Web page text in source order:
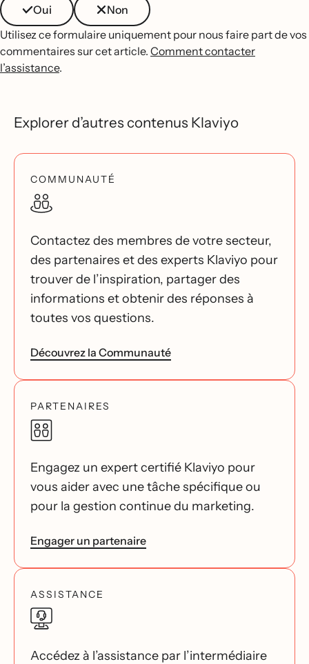
Oui
Non
Utilisez ce formulaire uniquement pour nous faire part de vos
commentaires sur cet article. Comment contacter
l’assistance.
Explorer d’autres contenus Klaviyo
COMMUNAUTÉ
Contactez des membres de votre secteur,
des partenaires et des experts Klaviyo pour
trouver de l’inspiration, partager des
informations et obtenir des réponses à
toutes vos questions.
Découvrez la Communauté
PARTENAIRES
Engagez un expert certifié Klaviyo pour
vous aider avec une tâche spécifique ou
pour la gestion continue du marketing.
Engager un partenaire
ASSISTANCE
Accédez à l’assistance par l’intermédiaire